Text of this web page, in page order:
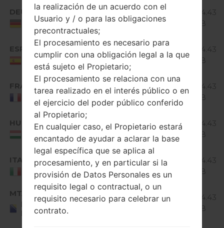
DEU
Germany
D373EU10D_00.kdz
Android
4.4.x
934.43
MiB
ESP
Spain
D373EU10D_00.kdz
Android
4.4.x
934.43
MiB
FRA
France
D373EU10D_00.kdz
Android
4.4.x
KitKat
934.43
MiB
HUN
Hungary
D373EU10D_00.kdz
4.4.x
KitKat
934.43
MiB
ITA
Italy
D373EU10D_00.kdz
4.4.x
KitKat
934.43
MiB
MTA
Bosnia and
Herzegovina
D373EU10D_00.kdz
Android
4.4.x
934.43
MiB
la realización de un acuerdo con el
Usuario y / o para las obligaciones
precontractuales;
El procesamiento es necesario para
cumplir con una obligación legal a la que
está sujeto el Propietario;
El procesamiento se relaciona con una
tarea realizado en el interés público o en
el ejercicio del poder público conferido
al Propietario;
En cualquier caso, el Propietario estará
encantado de ayudar a aclarar la base
legal específica que se aplica al
procesamiento, y en particular si la
provisión de Datos Personales es un
requisito legal o contractual, o un
requisito necesario para celebrar un
contrato.